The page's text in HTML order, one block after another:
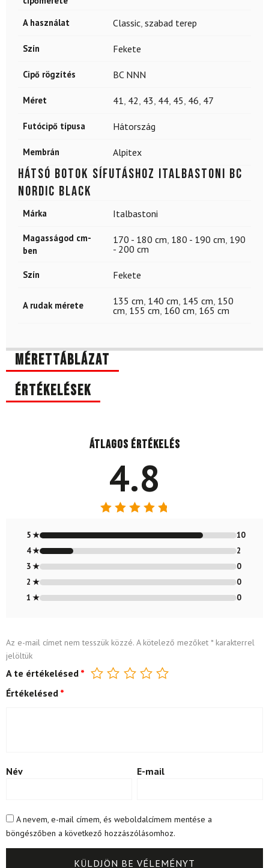
A használat Classic, szabad terep
Szín Fekete
Cipő rögzítés BC NNN
Méret 41, 42, 43, 44, 45, 46, 47
Futócipő típusa Hátország
Membrán Alpitex
Hátsó botok sífutáshoz ITALBASTONI BC
Nordic Black
Márka Italbastoni
Magasságod cm-
ben
170 - 180 cm, 180 - 190 cm, 190
- 200 cm
Szín Fekete
A rudak mérete 135 cm, 140 cm, 145 cm, 150
cm, 155 cm, 160 cm, 165 cm
Mérettáblázat
Értékelések
Átlagos értékelés
4.8
4.83/ 5
5 ★
10
4 ★
2
3 ★
0
2 ★
0
1 ★
0
Az e-mail címet nem tesszük közzé. A kötelező mezőket *karakterrel
jelöltük
A te értékelésed *
Értékelésed *
Név E-mail
A nevem, e-mail címem, és weboldalcímem mentése a
böngészőben a következő hozzászólásomhoz.